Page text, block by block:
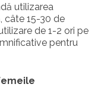
utilizarea
câte 15-30 de
de 1-2 ori pe
pentru